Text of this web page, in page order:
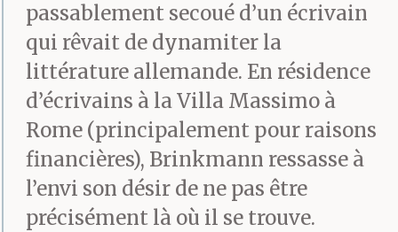
passablement secoué d’un écrivain
qui rêvait de dynamiter la
littérature allemande. En résidence
d’écrivains à la Villa Massimo à
Rome (principalement pour raisons
financières), Brinkmann ressasse à
l’envi son désir de ne pas être
précisément là où il se trouve.